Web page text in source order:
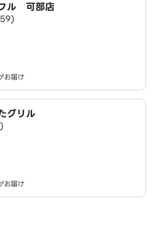
ル 可部店
お届け
グリル
お届け